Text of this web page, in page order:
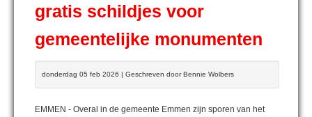
gratis schildjes voor
gemeentelijke monumenten
donderdag 05 feb 2026 | Geschreven door Bennie Wolbers
EMMEN - Overal in de gemeente Emmen zijn sporen van het